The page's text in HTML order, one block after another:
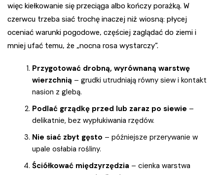
więc kiełkowanie się przeciąga albo kończy porażką. W
czerwcu trzeba siać trochę inaczej niż wiosną: płycej
oceniać warunki pogodowe, częściej zaglądać do ziemi i
mniej ufać temu, że „nocna rosa wystarczy”.
Przygotować drobną, wyrównaną warstwę
wierzchnią – grudki utrudniają równy siew i kontakt
nasion z glebą.
Podlać grządkę przed lub zaraz po siewie –
delikatnie, bez wypłukiwania rzędów.
Nie siać zbyt gęsto – późniejsze przerywanie w
upale osłabia rośliny.
Ściółkować międzyrzędzia – cienka warstwa